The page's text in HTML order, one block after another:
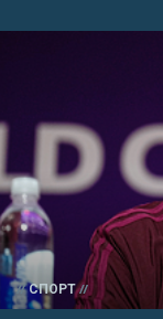
СПОРТ